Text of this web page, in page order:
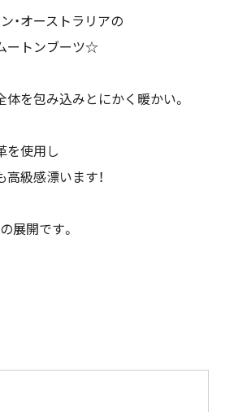
・オーストラリアの
ートンブーツ☆
を包み込みとにかく暖かい。
を使用し
級感漂います！
展開です。